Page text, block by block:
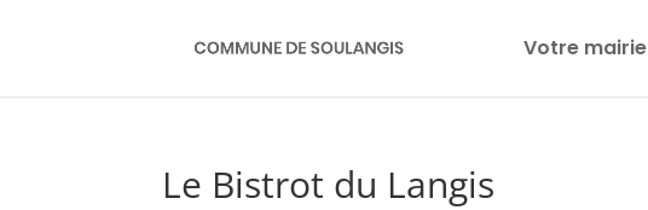
Votre mairie
Le Bistrot du Langis